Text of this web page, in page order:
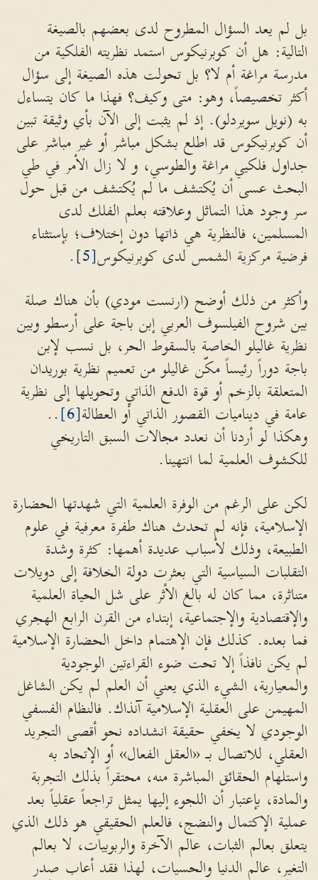
بل لم يعد السؤال المطروح لدى بعضهم بالصيغة
التالية: هل أن كوبرنيكوس استمد نظريته الفلكية من
مدرسة مراغة أم لا؟ بل تحولت هذه الصيغة إلى سؤال
أكثر تخصيصاً، وهو: متى وكيف؟ فهذا ما كان يتساءل
به (نويل سويردلو). إذ لم يثبت إلى الآن بأي وثيقة تبين
أن كوبرنيكوس قد اطلع بشكل مباشر أو غير مباشر على
جداول فلكيي مراغة والطوسي، و لا زال الأمر في طي
البحث عسى أن يُكتشف ما لم يُكتشف من قبل حول
سر وجود هذا التماثل وعلاقته بعلم الفلك لدى
المسلمين، فالنظرية هي ذاتها دون إختلاف؛ بإستثناء
فرضية مركزية الشمس لدى كوبرنيكوس[5]
.
وأكثر من ذلك أوضح (ارنست مودي) بأن هناك صلة
بين شروح الفيلسوف العربي إبن باجة على أرسطو وبين
نظرية غاليلو الخاصة بالسقوط الحر، بل نسب لإبن
باجة دوراً رئيساً مكّن غاليلو من تعميم نظرية بوريدان
المتعلقة بالزخم أو قوة الدفع الذاتي وتحويلها إلى نظرية
عامة في ديناميات القصور الذاتي أو العطالة[6]
..
وهكذا لو أردنا أن نعدد مجالات السبق التاريخي
للكشوف العلمية لما انتهينا.
لكن على الرغم من الوفرة العلمية التي شهدتها الحضارة
الإسلامية، فإنه لم تحدث هناك طفرة معرفية في علوم
الطبيعة، وذلك لأسباب عديدة أهمها: كثرة وشدة
التقلبات السياسية التي بعثرت دولة الخلافة إلى دويلات
متناثرة، مما كان له بالغ الأثر على شل الحياة العلمية
والإقتصادية والإجتماعية، إبتداء من القرن الرابع الهجري
فما بعده. كذلك فإن الإهتمام داخل الحضارة الإسلامية
لم يكن نافذاً إلا تحت ضوء القراءتين الوجودية
والمعيارية، الشيء الذي يعني أن العلم لم يكن الشاغل
المهيمن على العقلية الإسلامية آنذاك. فالنظام الفسفي
الوجودي لا يخفي حقيقة انشداده نحو أقصى التجريد
العقلي، للاتصال بـ «العقل الفعال» أو الإتحاد به
واستلهام الحقائق المباشرة منه، محتقراً بذلك التجربة
والمادة، بإعتبار أن اللجوء إليها يمثل تراجعاً عقلياً بعد
عملية الإكتمال والنضج، فالعلم الحقيقي هو ذلك الذي
يتعلق بعالم الثبات، عالم الآخرة والربوبيات، لا بعالم
التغير، عالم الدنيا والحسيات، لهذا فقد أعاب صدر